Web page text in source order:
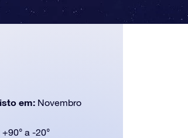
em: Novembro
+90° a -20°